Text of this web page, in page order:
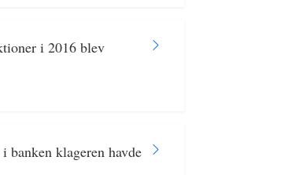
i 2016 blev
banken klageren havde